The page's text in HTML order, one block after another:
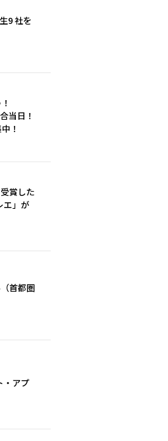
9 社を
当日！
！
賞した
エ」が
首都圏
・アプ